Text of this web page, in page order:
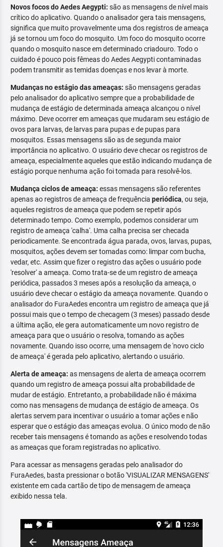
Novos focos do Aedes Aegypti: são as mensagens de nível mais
crítico do aplicativo. Quando o analisador gera tais mensagens,
significa que muito provavelmente uma dos registros de ameaça
já se tornou um foco do mosquito. Um foco do mosquito ocorre
quando o mosquito nasce em determinado criadouro. Todo o
cuidado é pouco pois fêmeas do Aedes Aegypti contaminadas
podem transmitir as temidas doenças e nos levar à morte.
Mudanças no estágio das ameaças: são mensagens geradas
pelo analisador do aplicativo sempre que a probabilidade de
mudança de estágio de determinada ameaça alcançou o nível
máximo. Deve ocorrer em ameaças que mudaram seu estágio de
ovos para larvas, de larvas para pupas e de pupas para
mosquitos. Essas mensagens são as de segunda maior
importância no aplicativo. O usuário deve checar os registros de
ameaça, especialmente aqueles que estão indicando mudança de
estágio porque nenhuma ação foi tomada para resolvê-los.
Mudança ciclos de ameaça: essas mensagens são referentes
apenas ao registros de ameaça de frequência periódica, ou seja,
aqueles registros de ameaça que podem se repetir após
determinado tempo. Como exemplo, podemos considerar um
registro de ameaça 'calha'. Uma calha precisa ser checada
periodicamente. Se encontrada água parada, ovos, larvas, pupas,
mosquitos, ações devem ser tomadas como: limpar com bucha,
vedar, etc. Assim que fizer o registro das ações o usuário pode
'resolver' a ameaça. Como trata-se de um registro de ameaça
periódica, passados 3 meses após a resolução da ameaça, o
usuário deve checar o estágio da ameaça novamente. Quando o
analisador do FuraAedes encontra um registro de ameaça que já
possui mais que o tempo de checagem (3 meses) passado desde
a última ação, ele gera automaticamente um novo registro de
ameaça para que o usuário o resolva, tomando as ações
novamente. Quando isso ocorre, uma mensagem de 'novo ciclo
de ameaça' é gerada pelo aplicativo, alertando o usuário.
Alerta de ameaça: as mensagens de alerta de ameaça ocorrem
quando um registro de ameaça possui alta probabilidade de
mudar de estágio. Entretanto, a probabilidade não é máxima
como nas mensagens de mudança de estágio de ameaça. Os
alertas servem para incentivar o usuário a tomar ações e não
esperar que o estágio das ameaças evolua. O único modo de não
receber tais mensagens é tomando as ações e resolvendo todas
as ameaças que foram registradas no aplicativo.
Para acessar as mensagens geradas pelo analisador do
FuraAedes, basta pressionar o botão 'VISUALIZAR MENSAGENS'
existente em cada cartão de tipo de mensagem de ameaça
exibido nessa tela.